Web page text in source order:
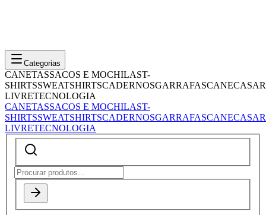
Categorias
CANETASSACOS E MOCHILAST-
SHIRTSSWEATSHIRTSCADERNOSGARRAFASCANECASAR
LIVRETECNOLOGIA
CANETASSACOS E MOCHILAST-
SHIRTSSWEATSHIRTSCADERNOSGARRAFASCANECASAR
LIVRETECNOLOGIA